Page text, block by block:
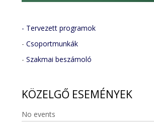
- Tervezett programok
-Csoportmunkák
-Szakmai beszámoló
KÖZELGŐ ESEMÉNYEK
No events